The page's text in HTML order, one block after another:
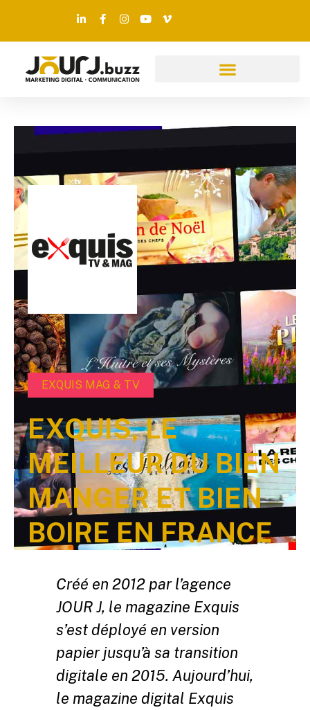
EXQUIS MAG & TV
EXQUIS, LE
MEILLEUR DU BIEN
MANGER ET BIEN
BOIRE EN FRANCE
Créé en 2012 par l’agence
JOUR J, le magazine Exquis
s’est déployé en version
papier jusqu’à sa transition
digitale en 2015. Aujourd’hui,
le magazine digital Exquis